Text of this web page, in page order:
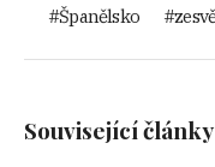
Španělsko
Související články